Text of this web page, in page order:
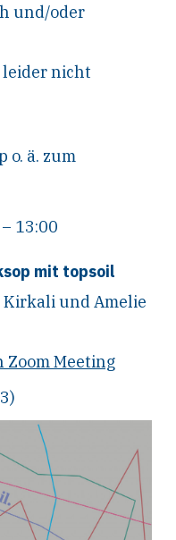
und/oder
leider nicht
o. ä. zum
13:00
mit topsoil
Kirkali und Amelie
Zoom Meeting